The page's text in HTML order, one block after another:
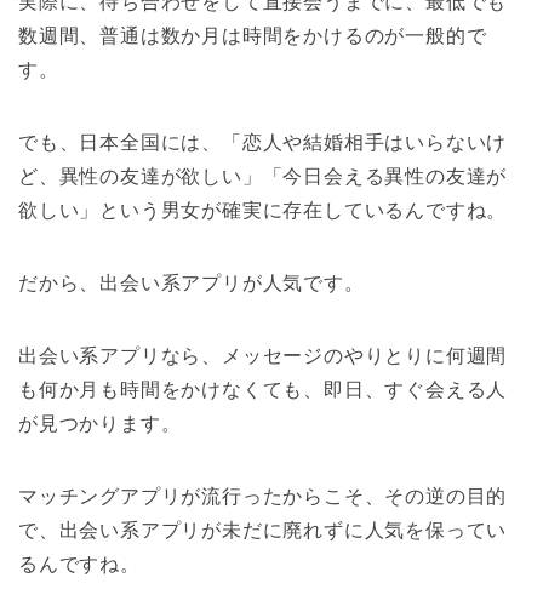
数週間、普通は数か月は時間をかけるのが一般的で
す。
でも、日本全国には、「恋人や結婚相手はいらないけ
ど、異性の友達が欲しい」「今日会える異性の友達が
欲しい」という男女が確実に存在しているんですね。
だから、出会い系アプリが人気です。
出会い系アプリなら、メッセージのやりとりに何週間
も何か月も時間をかけなくても、即日、すぐ会える人
が見つかります。
マッチングアプリが流行ったからこそ、その逆の目的
で、出会い系アプリが未だに廃れずに人気を保ってい
るんですね。